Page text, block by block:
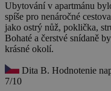
Ubytování v apartmánu
spíše pro nenáročné
jako ostrý nůž, poklička,
Bohaté a čerstvé snídaně
krásné okolí.
Dita B. Hodnotenie
7/10